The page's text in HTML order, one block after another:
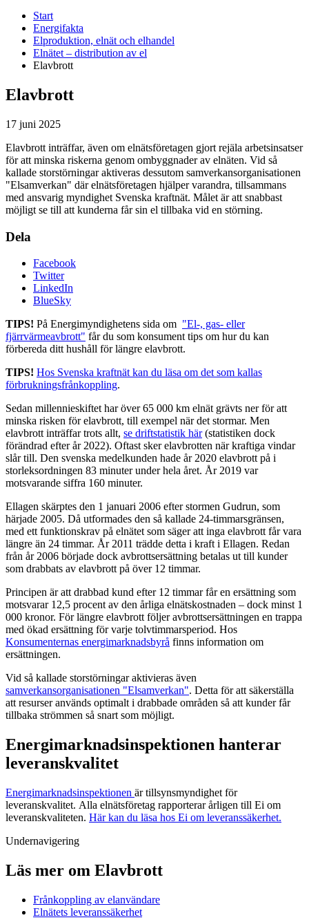
Start
Energifakta
Elproduktion, elnät och elhandel
Elnätet – distribution av el
Elavbrott
Elavbrott
17 juni 2025
Elavbrott inträffar, även om elnätsföretagen gjort rejäla arbetsinsatser
för att minska riskerna genom ombyggnader av elnäten. Vid så
kallade storstörningar aktiveras dessutom samverkansorganisationen
"Elsamverkan" där elnätsföretagen hjälper varandra, tillsammans
med ansvarig myndighet Svenska kraftnät. Målet är att snabbast
möjligt se till att kunderna får sin el tillbaka vid en störning.
Dela
Facebook
Twitter
LinkedIn
BlueSky
TIPS! På Energimyndighetens sida om "El-, gas- eller
fjärrvärmeavbrott" får du som konsument tips om hur du kan
förbereda ditt hushåll för längre elavbrott.
TIPS! Hos Svenska kraftnät kan du läsa om det som kallas
förbrukningsfrånkoppling.
Sedan millennieskiftet har över 65 000 km elnät grävts ner för att
minska risken för elavbrott, till exempel när det stormar. Men
elavbrott inträffar trots allt, se driftstatistik här(statistiken dock
förändrad efter år 2022). Oftast sker elavbrotten när kraftiga vindar
slår till. Den svenska medelkunden hade år 2020 elavbrott på i
storleksordningen 83 minuter under hela året. År 2019 var
motsvarande siffra 160 minuter.
Ellagen skärptes den 1 januari 2006 efter stormen Gudrun, som
härjade 2005. Då utformades den så kallade 24-timmarsgränsen,
med ett funktionskrav på elnätet som säger att inga elavbrott får vara
längre än 24 timmar. År 2011 trädde detta i kraft i Ellagen. Redan
från år 2006 började dock avbrottsersättning betalas ut till kunder
som drabbats av elavbrott på över 12 timmar.
Principen är att drabbad kund efter 12 timmar får en ersättning som
motsvarar 12,5 procent av den årliga elnätskostnaden – dock minst 1
000 kronor. För längre elavbrott följer avbrottsersättningen en trappa
med ökad ersättning för varje tolvtimmarsperiod. Hos
Konsumenternas energimarknadsbyrå finns information om
ersättningen.
Vid så kallade storstörningar aktivieras även
samverkansorganisationen "Elsamverkan". Detta för att säkerställa
att resurser används optimalt i drabbade områden så att kunder får
tillbaka strömmen så snart som möjligt.
Energimarknadsinspektionen hanterar
leveranskvalitet
Energimarknadsinspektionen är tillsynsmyndighet för
leveranskvalitet. Alla elnätsföretag rapporterar årligen till Ei om
leveranskvaliteten. Här kan du läsa hos Ei om leveranssäkerhet.
Undernavigering
Läs mer om Elavbrott
Frånkoppling av elanvändare
Elnätets leveranssäkerhet